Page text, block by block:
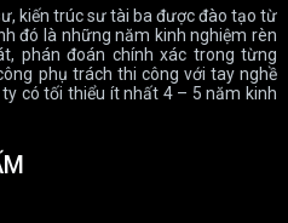
kiến trúc sư tài ba được đào tạo từ
đó là những năm kinh nghiệm rèn
phán đoán chính xác trong từng
phụ trách thi công với tay nghề
có tối thiểu ít nhất 4 – 5 năm kinh